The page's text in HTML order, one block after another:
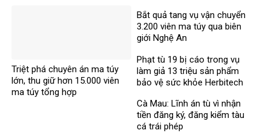
Triệt phá chuyên án ma túy
lớn, thu giữ hơn 15.000 viên
ma túy tổng hợp
Bắt quả tang vụ vận chuyển
3.200 viên ma túy qua biên
giới Nghệ An
Phạt tù 19 bị cáo trong vụ
làm giả 13 triệu sản phẩm
bảo vệ sức khỏe Herbitech
Cà Mau: Lĩnh án tù vì nhận
tiền đăng ký, đăng kiểm tàu
cá trái phép